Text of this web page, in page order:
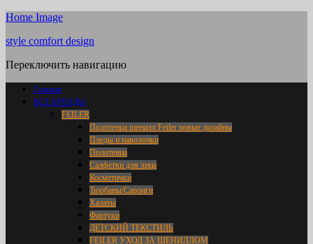
Home Image
style comfort design
Переключить навигацию
Главная
ВСЕ БРЕНДЫ
FEILER
Полотенца шенилл Feiler новые дизайны
Пледы и наволочки
Полотенца
Салфетки для лица
Косметички
Тюрбаны/Саронги
Халаты
Фартуки
ДЕТСКИЙ ТЕКСТИЛЬ
FEILER УХОД ЗА ШЕНИЛЛОМ